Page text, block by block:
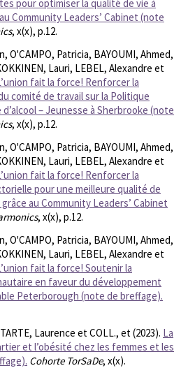
pour optimiser la qualité de vie à
Community Leaders’ Cabinet (note
, x(x), p.12.
O'CAMPO, Patricia, BAYOUMI, Ahmed,
Lauri, LEBEL, Alexandre et
fait la force! Renforcer la
comité de travail sur la Politique
– Jeunesse à Sherbrooke (note
, x(x), p.12.
O'CAMPO, Patricia, BAYOUMI, Ahmed,
Lauri, LEBEL, Alexandre et
fait la force! Renforcer la
pour une meilleure qualité de
au Community Leaders’ Cabinet
, x(x), p.12.
O'CAMPO, Patricia, BAYOUMI, Ahmed,
Lauri, LEBEL, Alexandre et
fait la force! Soutenir la
en faveur du développement
Peterborough (note de breffage).
Laurence et COLL., et (2023). La
et l’obésité chez les femmes et les
Cohorte TorSaDe, x(x).